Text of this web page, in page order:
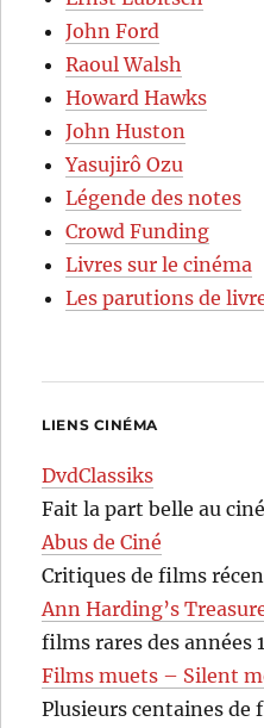
John Ford
Raoul Walsh
Howard Hawks
John Huston
Yasujirô Ozu
Légende des notes
Crowd Funding
Livres sur le cinéma
Les parutions de
LIENS CINÉMA
DvdClassiks
Fait la part belle au
Abus de Ciné
Critiques de films
Ann Harding’s
films rares des années
Films muets – Silent
Plusieurs centaines de